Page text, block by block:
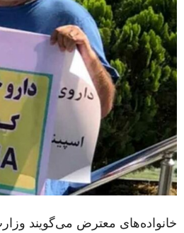
خانواده‌های معترض می‌گویند